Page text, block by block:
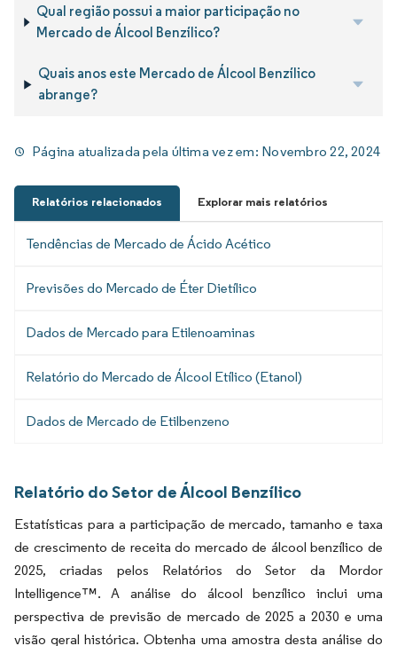
Qual região possui a maior participação no
Mercado de Álcool Benzílico?
Quais anos este Mercado de Álcool Benzílico
abrange?
Página atualizada pela última vez em: Novembro 22, 2024
Relatórios relacionados Explorar mais relatórios
Tendências de Mercado de Ácido Acético
Previsões do Mercado de Éter Dietílico
Dados de Mercado para Etilenoaminas
Relatório do Mercado de Álcool Etílico (Etanol)
Dados de Mercado de Etilbenzeno
Relatório do Setor de Álcool Benzílico
Estatísticas para a participação de mercado, tamanho e taxa
de crescimento de receita do mercado de álcool benzílico de
2025, criadas pelos Relatórios do Setor da Mordor
Intelligence™. A análise do álcool benzílico inclui uma
perspectiva de previsão de mercado de 2025 a 2030 e uma
visão geral histórica. Obtenha uma amostra desta análise do